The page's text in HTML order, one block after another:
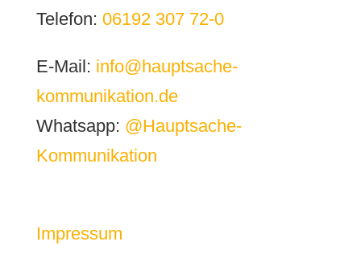
Telefon: 06192 307 72-0
E-Mail: info@hauptsache-
kommunikation.de
Whatsapp: @Hauptsache-
Kommunikation
Impressum